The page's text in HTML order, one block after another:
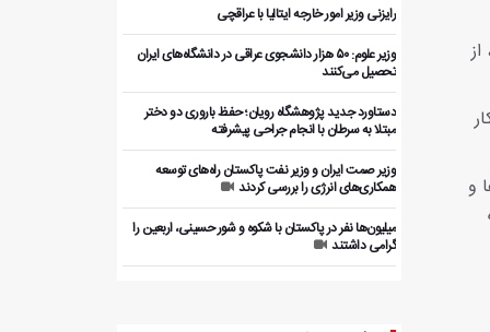
و
رایزنی وزیر امور خارجه ایتالیا با عراقچی
وزیر علوم: ۵۰ هزار دانشجوی عراقی در دانشگاه‌های ایران
تحصیل می‌کنند
دستاورد جدید پژوهشگاه رویان؛ حفظ باروری دو دختر
مبتلا به سرطان با انجام جراحی پیشرفته
وزیر صمت ایران و وزیر نفت پاکستان راه‌های توسعه
همکاری‌های انرژی را بررسی کردند
میلیون‌ها نفر در پاکستان با شکوه و شور حسینی، اربعین را
گرامی داشتند